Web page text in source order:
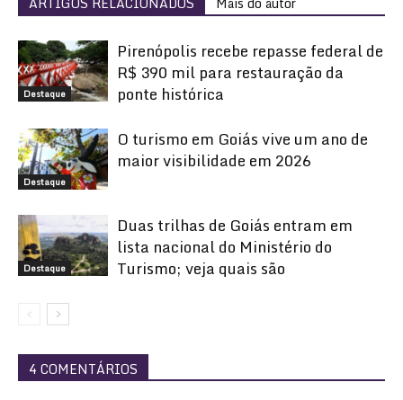
Destaque
Pirenópolis recebe repasse federal de
R$ 390 mil para restauração da
ponte histórica
Destaque
O turismo em Goiás vive um ano de
maior visibilidade em 2026
Destaque
Duas trilhas de Goiás entram em
lista nacional do Ministério do
Turismo; veja quais são
4 COMENTÁRIOS